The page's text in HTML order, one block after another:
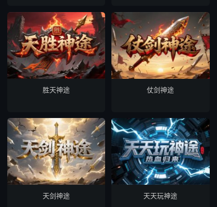
胜天神途 仗剑神途
天剑神途 天天玩神途